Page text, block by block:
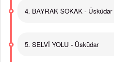
4. BAYRAK SOKAK - Üsküdar
5. SELVİ YOLU - Üsküdar